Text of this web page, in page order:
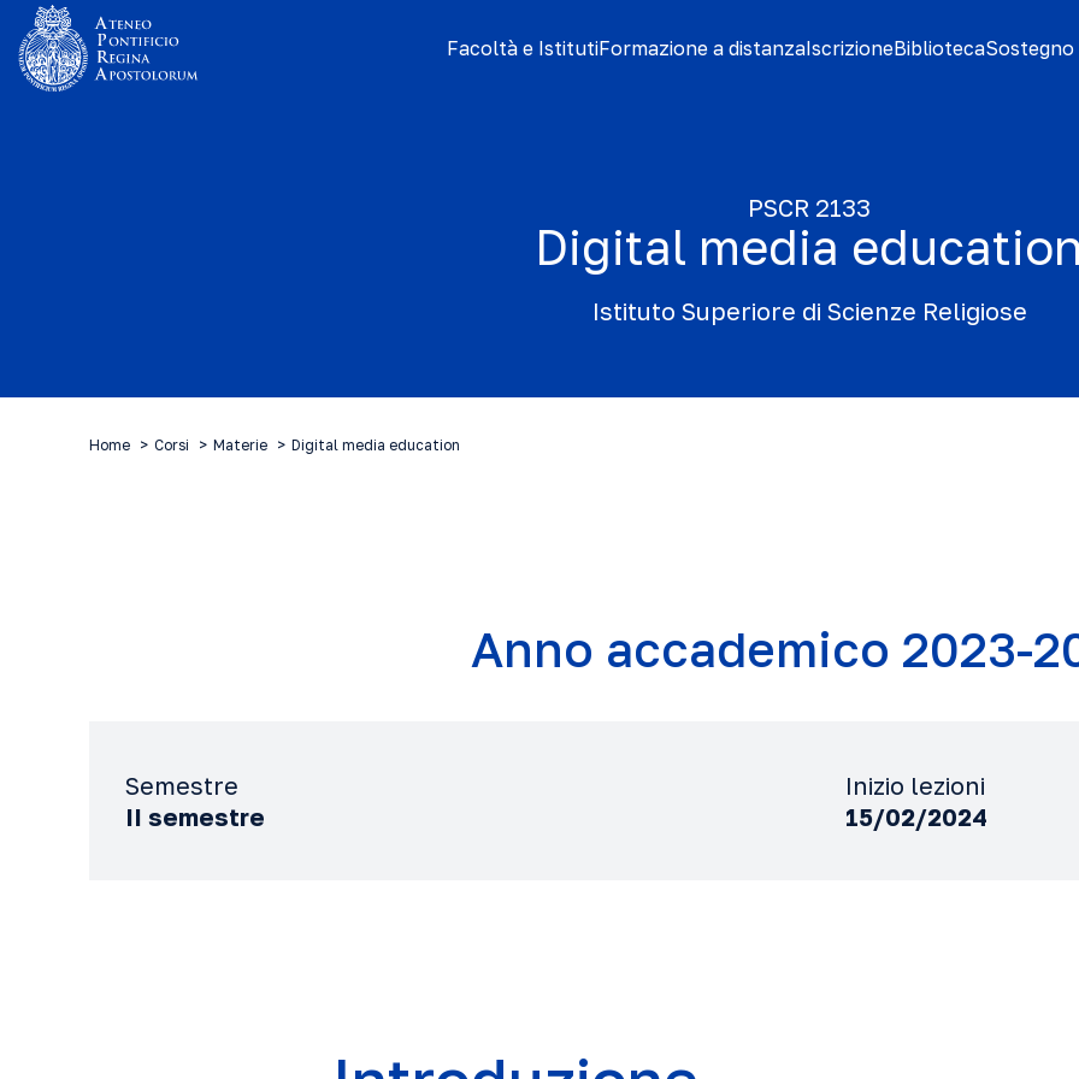
Facoltà e IstitutiFormazione a distanzaIscrizioneBiblioteca
PSCR 2133
Digital media
Istituto Superiore di Scienze Religiose
Home Corsi Materie Digital media education
Anno accademico 2023-
Semestre
II semestre
Inizio lezioni
15/02/2024